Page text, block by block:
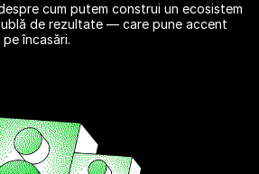
cum putem construi un ecosistem
de rezultate — care pune accent
încasări.